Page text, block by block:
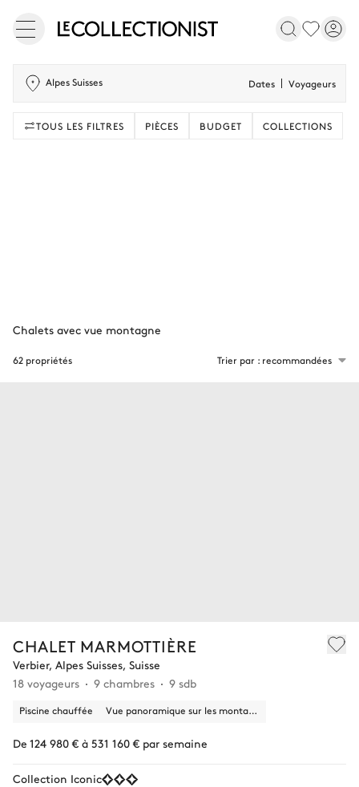
Alpes Suisses Dates Voyageurs
TOUS LES FILTRES PIÈCES BUDGET COLLECTIONS
CHALET MARMOTTIÈRE
Verbier, Alpes Suisses, Suisse
18 voyageurs
9 chambres 9 sdb
Piscine chauffée Vue panoramique sur les montagnes
De 124 980 € à 531 160 € par semaine
Collection Iconic
62 propriétés Trier par : recommandées
Chalets avec vue montagne